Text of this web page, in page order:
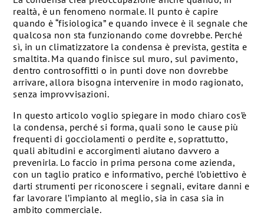
realtà, è un fenomeno normale. Il punto è capire
quando è “fisiologica” e quando invece è il segnale che
qualcosa non sta funzionando come dovrebbe. Perché
sì, in un climatizzatore la condensa è prevista, gestita e
smaltita. Ma quando finisce sul muro, sul pavimento,
dentro controsoffitti o in punti dove non dovrebbe
arrivare, allora bisogna intervenire in modo ragionato,
senza improvvisazioni.
In questo articolo voglio spiegare in modo chiaro cos’è
la condensa, perché si forma, quali sono le cause più
frequenti di gocciolamenti o perdite e, soprattutto,
quali abitudini e accorgimenti aiutano davvero a
prevenirla. Lo faccio in prima persona come azienda,
con un taglio pratico e informativo, perché l’obiettivo è
darti strumenti per riconoscere i segnali, evitare danni e
far lavorare l’impianto al meglio, sia in casa sia in
ambito commerciale.